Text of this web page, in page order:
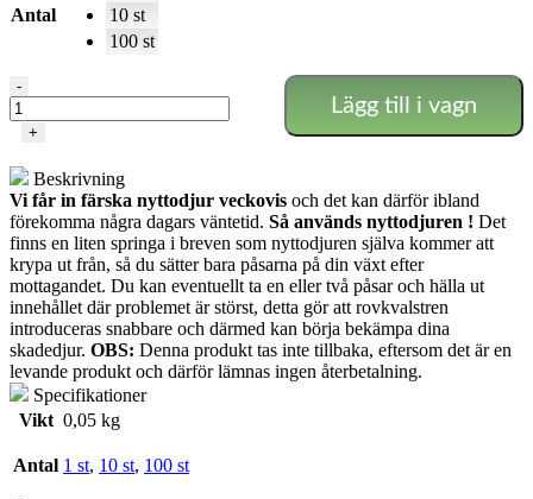
Antal
10 st
100 st
Swirskii
Plus
-
vita
flugor
och
trips
mängd
-
+
Lägg till i vagn
Beskrivning
Vi får in färska nyttodjur veckovis och det kan därför ibland
förekomma några dagars väntetid. Så används nyttodjuren ! Det
finns en liten springa i breven som nyttodjuren själva kommer att
krypa ut från, så du sätter bara påsarna på din växt efter
mottagandet. Du kan eventuellt ta en eller två påsar och hälla ut
innehållet där problemet är störst, detta gör att rovkvalstren
introduceras snabbare och därmed kan börja bekämpa dina
skadedjur. OBS: Denna produkt tas inte tillbaka, eftersom det är en
levande produkt och därför lämnas ingen återbetalning.
Specifikationer
Vikt 0,05 kg
Antal 1 st, 10 st, 100 st